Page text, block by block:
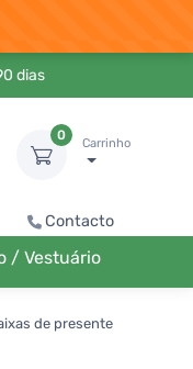
dias
0
Carrinho
Contacto
/ Vestuário
de presente